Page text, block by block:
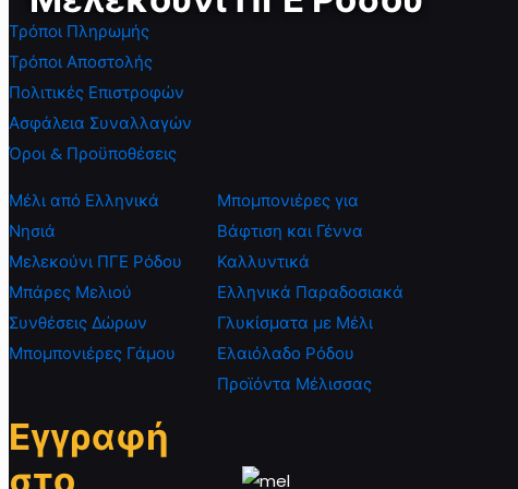
Τρόποι Πληρωμής
Τρόποι Αποστολής
Πολιτικές Επιστροφών
Ασφάλεια Συναλλαγών
Όροι & Προϋποθέσεις
Μέλι από Ελληνικά
Νησιά
Μελεκούνι ΠΓΕ Ρόδου
Μπάρες Μελιού
Συνθέσεις Δώρων
Μπομπονιέρες Γάμου
Μπομπονιέρες για
Βάφτιση και Γέννα
Καλλυντικά
Ελληνικά Παραδοσιακά
Γλυκίσματα με Μέλι
Ελαιόλαδο Ρόδου
Προϊόντα Μέλισσας
Εγγραφή